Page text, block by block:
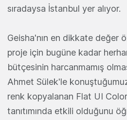
sıradaysa İstanbul yer alıyor.
Geisha'nın en dikkate değer
proje için bugüne kadar
bütçesinin harcanmamış
Ahmet Sülek'le
renk kopyalanan Flat UI
tanıtımında etkili olduğunu